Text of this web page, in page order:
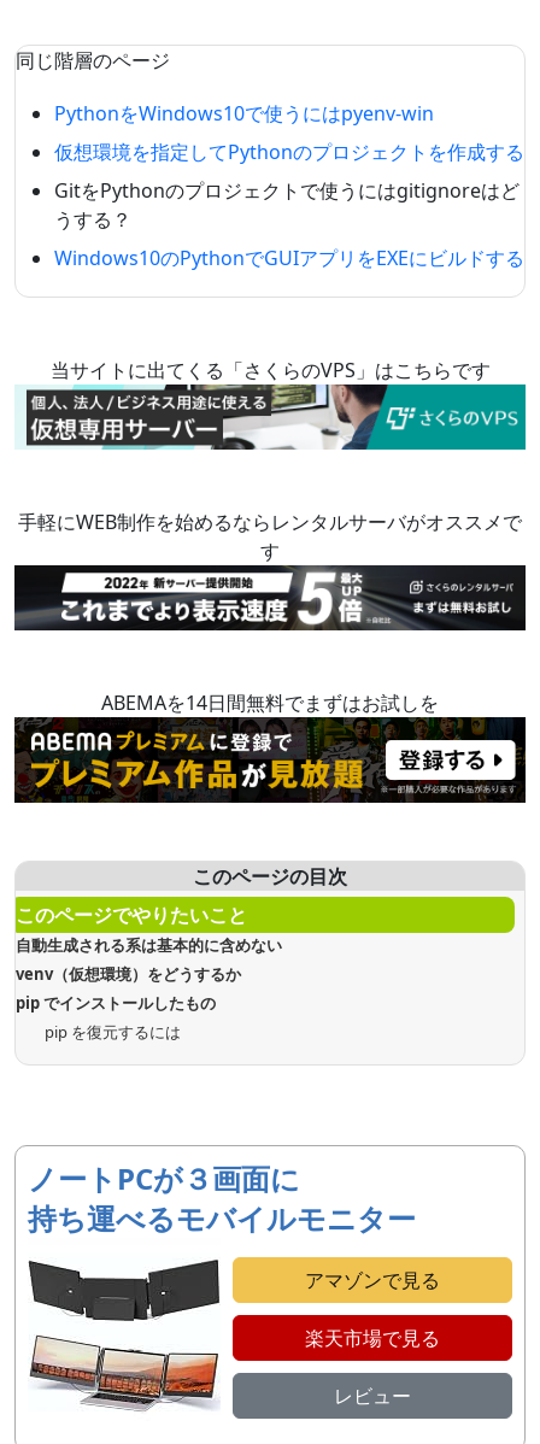
同じ階層のページ
PythonをWindows10で使うにはpyenv-win
仮想環境を指定してPythonのプロジェクトを作成する
GitをPythonのプロジェクトで使うにはgitignoreはど
うする？
Windows10のPythonでGUIアプリをEXEにビルドする
当サイトに出てくる「さくらのVPS」はこちらです
手軽にWEB制作を始めるならレンタルサーバがオススメで
す
ABEMAを14日間無料でまずはお試しを
このページの目次
このページでやりたいこと
自動生成される系は基本的に含めない
venv（仮想環境）をどうするか
pip でインストールしたもの
pip を復元するには
ノートPCが３画面に
持ち運べるモバイルモニター
アマゾンで見る
楽天市場で見る
レビュー